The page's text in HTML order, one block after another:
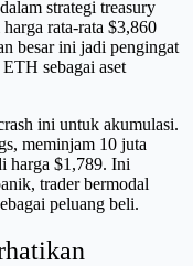
strategi treasury
rata-rata $3,860
besar ini jadi pengingat
sebagai aset
ini untuk akumulasi.
meminjam 10 juta
harga $1,789. Ini
trader bermodal
peluang beli.